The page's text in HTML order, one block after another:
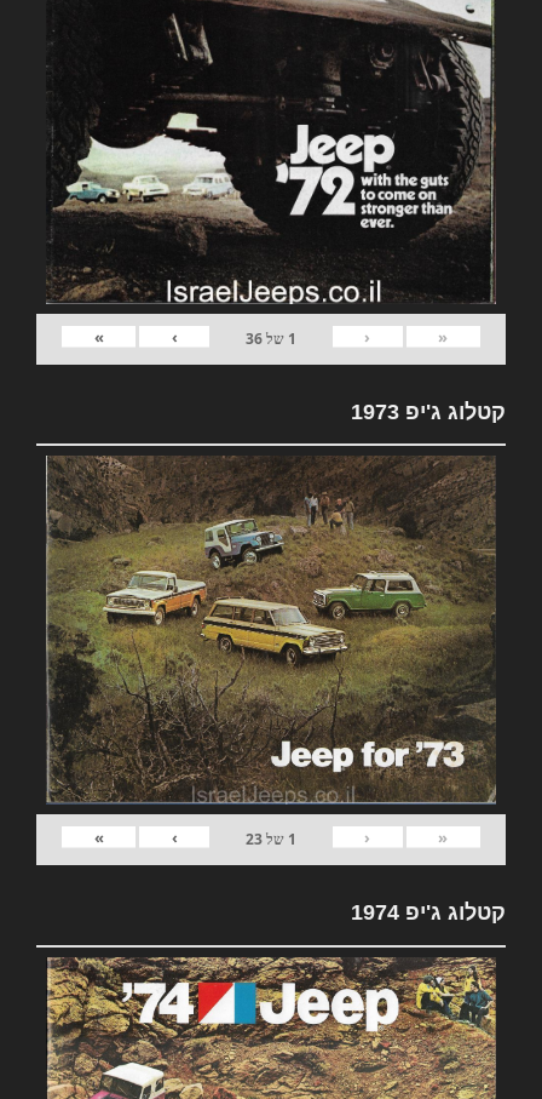
«
‹
1 של36
›
»
קטלוג ג'יפ 1973
«
‹
1 של23
›
»
קטלוג ג'יפ 1974